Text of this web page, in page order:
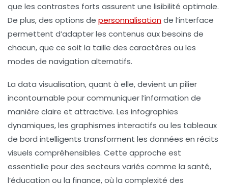
que les contrastes forts assurent une lisibilité optimale.
De plus, des options de personnalisationde l’interface
permettent d’adapter les contenus aux besoins de
chacun, que ce soit la taille des caractères ou les
modes de navigation alternatifs.
La data visualisation, quant à elle, devient un pilier
incontournable pour communiquer l’information de
manière claire et attractive. Les infographies
dynamiques, les graphismes interactifs ou les tableaux
de bord intelligents transforment les données en récits
visuels compréhensibles. Cette approche est
essentielle pour des secteurs variés comme la santé,
l’éducation ou la finance, où la complexité des